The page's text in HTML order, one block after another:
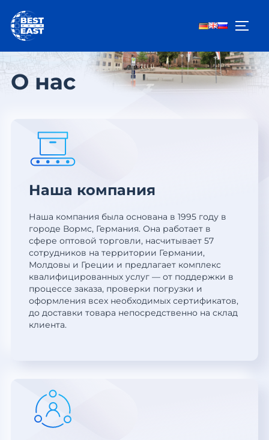
содержимому
О нас
Наша компания
Наша компания была основана в 1995 году в
городе Вормс, Германия. Она работает в
сфере оптовой торговли, насчитывает 57
сотрудников на территории Германии,
Молдовы и Греции и предлагает комплекс
квалифицированных услуг — от поддержки в
процессе заказа, проверки погрузки и
оформления всех необходимых сертификатов,
до доставки товара непосредственно на склад
клиента.